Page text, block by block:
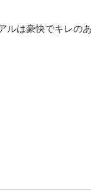
は豪快でキレの